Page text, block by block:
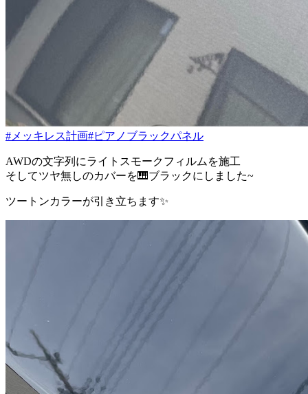
#メッキレス計画#ピアノブラックパネル
AWDの文字列にライトスモークフィルムを施工
そしてツヤ無しのカバーを🎹ブラックにしました~
ツートンカラーが引き立ちます✨